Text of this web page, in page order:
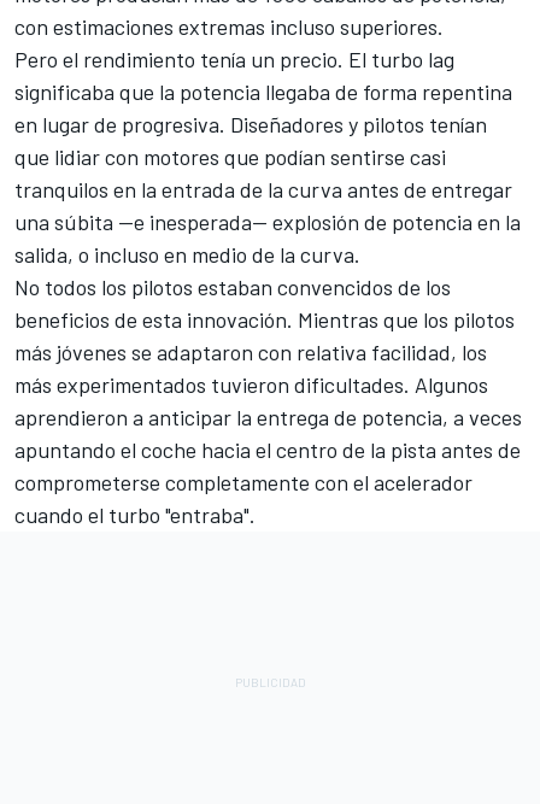
con estimaciones extremas incluso superiores.
Pero el rendimiento tenía un precio. El turbo lag
significaba que la potencia llegaba de forma repentina
en lugar de progresiva. Diseñadores y pilotos tenían
que lidiar con motores que podían sentirse casi
tranquilos en la entrada de la curva antes de entregar
una súbita —e inesperada— explosión de potencia en la
salida, o incluso en medio de la curva.
No todos los pilotos estaban convencidos de los
beneficios de esta innovación. Mientras que los pilotos
más jóvenes se adaptaron con relativa facilidad, los
más experimentados tuvieron dificultades. Algunos
aprendieron a anticipar la entrega de potencia, a veces
apuntando el coche hacia el centro de la pista antes de
comprometerse completamente con el acelerador
cuando el turbo "entraba".